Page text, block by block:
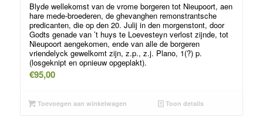
Blyde wellekomst van de vrome borgeren tot Nieupoort, aen
hare mede-broederen, de ghevanghen remonstrantsche
predicanten, die op den 20. Julij in den morgenstont, door
Godts genade van ’t huys te Loevesteyn verlost zijnde, tot
Nieupoort aengekomen, ende van alle de borgeren
vriendelyck gewelkomt zijn, z.p., z.j. Plano, 1(?) p.
(losgeknipt en opnieuw opgeplakt).
€95,00
Toevoegen aan winkelwagen Toon details